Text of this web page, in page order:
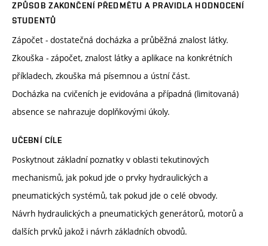
ZPŮSOB ZAKONČENÍ PŘEDMĚTU A PRAVIDLA HODNOCENÍ
STUDENTŮ
Zápočet - dostatečná docházka a průběžná znalost látky.
Zkouška - zápočet, znalost látky a aplikace na konkrétních
příkladech, zkouška má písemnou a ústní část.
Docházka na cvičeních je evidována a případná (limitovaná)
absence se nahrazuje doplňkovými úkoly.
UČEBNÍ CÍLE
Poskytnout základní poznatky v oblasti tekutinových
mechanismů, jak pokud jde o prvky hydraulických a
pneumatických systémů, tak pokud jde o celé obvody.
Návrh hydraulických a pneumatických generátorů, motorů a
dalších prvků jakož i návrh základních obvodů.